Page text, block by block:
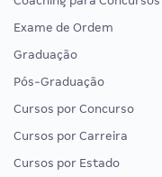
Exame de Ordem
Graduação
Pós-Graduação
Cursos por Concurso
Cursos por Carreira
Cursos por Estado